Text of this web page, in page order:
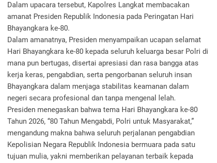
‎Dalam upacara tersebut, Kapolres Langkat membacakan
amanat Presiden Republik Indonesia pada Peringatan Hari
Bhayangkara ke-80.
‎Dalam amanatnya, Presiden menyampaikan ucapan selamat
Hari Bhayangkara ke-80 kepada seluruh keluarga besar Polri di
mana pun bertugas, disertai apresiasi dan rasa bangga atas
kerja keras, pengabdian, serta pengorbanan seluruh insan
Bhayangkara dalam menjaga stabilitas keamanan dalam
negeri secara profesional dan tanpa mengenal lelah.
‎Presiden menegaskan bahwa tema Hari Bhayangkara ke-80
Tahun 2026, “80 Tahun Mengabdi, Polri untuk Masyarakat,”
mengandung makna bahwa seluruh perjalanan pengabdian
Kepolisian Negara Republik Indonesia bermuara pada satu
tujuan mulia, yakni memberikan pelayanan terbaik kepada